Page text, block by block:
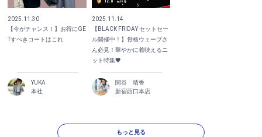
2025.11.30
【今がチャンス！】お得にGE
Tすべきコートはこれ
YUKA
本社
2025.11.14
【BLACK FRIDAY セットセー
ル開催中！】骨格ウェーブさ
ん必見！華やかに着映えるニ
ット特集🖤
関谷 晴香
新宿西口本店
もっと見る